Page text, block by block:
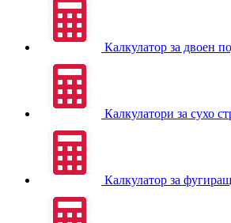
Калкулатор за двоен
Калкулатори за сухо
Калкулатор за